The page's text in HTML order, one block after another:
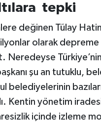
tepki
değinen Tülay
olarak depreme
Neredeyse
şu an tutuklu,
belediyelerinin
Kentin yönetim
içinde izleme